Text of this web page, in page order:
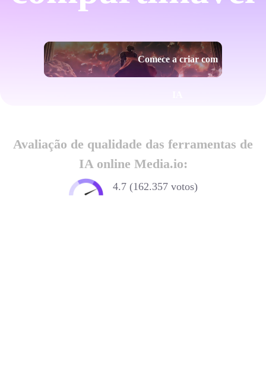
Comece a criar com
Avaliação de qualidade das ferramentas de
IA online Media.io:
4.7 (162.357 votos)